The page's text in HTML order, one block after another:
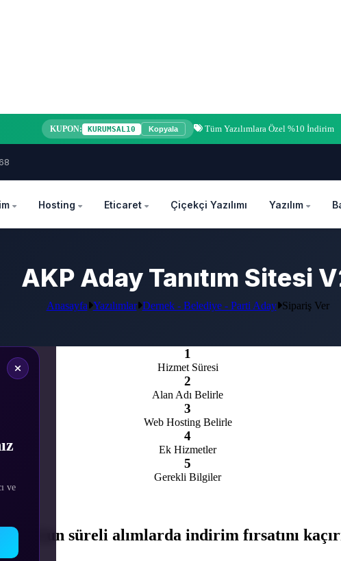
KUPON: KURUMSAL10 Kopyala Tüm Yazılımlara Özel %10 İndirim
Hosting Eticaret Çiçekçi Yazılımı Yazılım
AKP Aday Tanıtım Sitesi
Anasayfa Yazılımlar Dernek - Belediye - Parti Aday Sipariş Ver
ve
1
Hizmet Süresi
2
Alan Adı Belirle
3
Web Hosting Belirle
4
Ek Hizmetler
5
Gerekli Bilgiler
Uzun süreli alımlarda indirim fırsatını